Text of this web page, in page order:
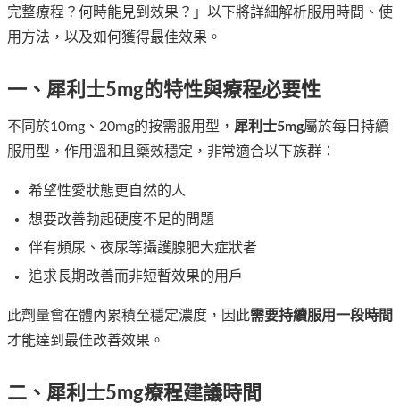
完整療程？何時能見到效果？」以下將詳細解析服用時間、使
用方法，以及如何獲得最佳效果。
一、犀利士5mg的特性與療程必要性
不同於10mg、20mg的按需服用型， 犀利士5mg屬於每日持續
服用型，作用溫和且藥效穩定，非常適合以下族群：
希望性愛狀態更自然的人
想要改善勃起硬度不足的問題
伴有頻尿、夜尿等攝護腺肥大症狀者
追求長期改善而非短暫效果的用戶
此劑量會在體內累積至穩定濃度，因此需要持續服用一段時間
才能達到最佳改善效果。
二、犀利士5mg療程建議時間